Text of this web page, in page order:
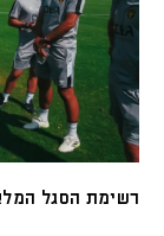
רשימת הסגל